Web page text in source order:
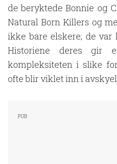
de beryktede Bonnie og
Natural Born Killers og
ikke bare elskere; de var
Historiene deres gir
kompleksiteten i slike
ofte blir viklet inn i